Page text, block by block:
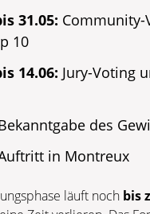
31.05:
10
14.06: Jury-Voting
des
in Montreux
läuft noch bis